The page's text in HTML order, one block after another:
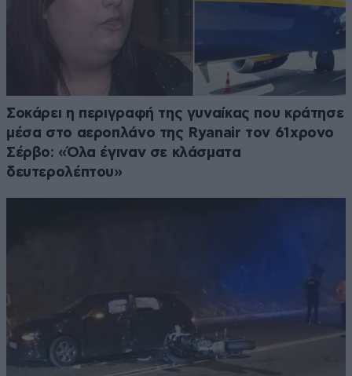
Σοκάρει η περιγραφή της γυναίκας που κράτησε
μέσα στο αεροπλάνο της Ryanair τον 61χρονο
Σέρβο: «Όλα έγιναν σε κλάσματα
δευτερολέπτου»